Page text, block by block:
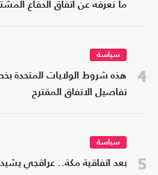
ما نعرفه عن اتفاق الدفاع
4
سياسة
هذه شروط الولايات
تفاصيل الاتفاق المقترح
5
سياسة
بعد اتفاقية مكة.. عراقجي